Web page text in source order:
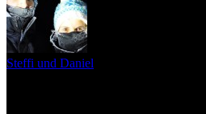
Steffi und Daniel